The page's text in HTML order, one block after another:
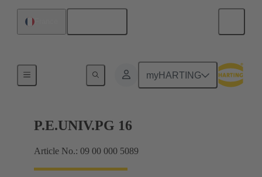
myHARTING
Presse-étoupes
P.E.UNIV.PG 16
Article No.: 09 00 000 5089